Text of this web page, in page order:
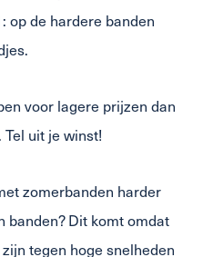
op de hardere banden
voor lagere prijzen dan
uit je winst!
zomerbanden harder
banden? Dit komt omdat
tegen hoge snelheden